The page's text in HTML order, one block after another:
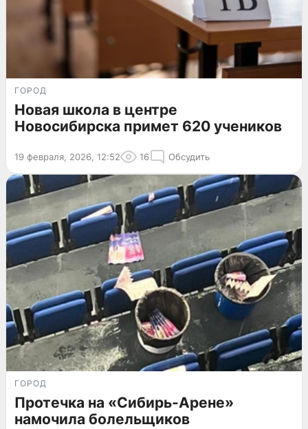
ГОРОД
Новая школа в центре
Новосибирска примет 620 учеников
19 февраля, 2026, 12:52 16 Обсудить
ГОРОД
Протечка на «Сибирь-Арене»
намочила болельщиков